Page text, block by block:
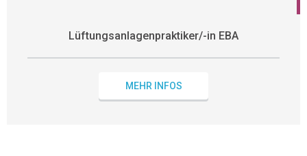
Lüftungsanlagenpraktiker/-in EBA
MEHR INFOS